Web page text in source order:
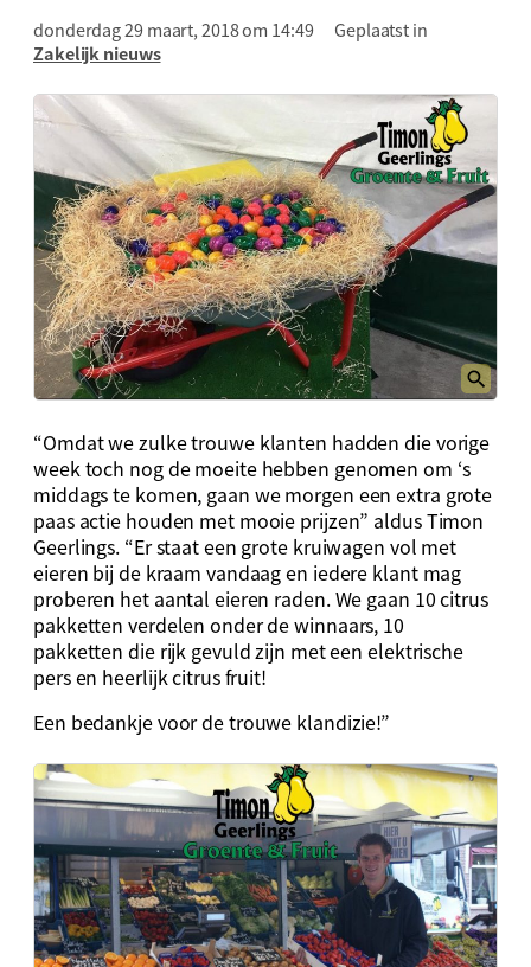
donderdag 29 maart, 2018 om 14:49
Geplaatst in
Zakelijk nieuws
“Omdat we zulke trouwe klanten hadden die vorige
week toch nog de moeite hebben genomen om ‘s
middags te komen, gaan we morgen een extra grote
paas actie houden met mooie prijzen” aldus Timon
Geerlings. “Er staat een grote kruiwagen vol met
eieren bij de kraam vandaag en iedere klant mag
proberen het aantal eieren raden. We gaan 10 citrus
pakketten verdelen onder de winnaars, 10
pakketten die rijk gevuld zijn met een elektrische
pers en heerlijk citrus fruit!
Een bedankje voor de trouwe klandizie!”